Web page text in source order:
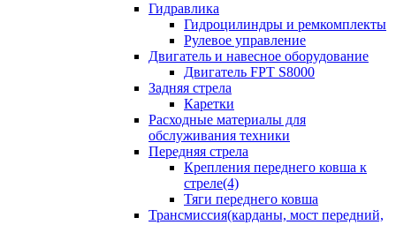
Гидравлика
Гидроцилиндры и ремкомплекты
Рулевое управление
Двигатель и навесное оборудование
Двигатель FPT S8000
Задняя стрела
Каретки
Расходные материалы для
обслуживания техники
Передняя стрела
Крепления переднего ковша к
стреле(4)
Тяги переднего ковша
Трансмиссия(карданы, мост передний,